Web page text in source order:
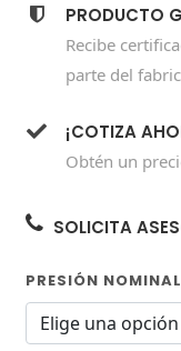
PRODUCTO
Recibe
parte del
¡COTIZA
Obtén un
SOLICITA
PRESIÓN NOMINAL